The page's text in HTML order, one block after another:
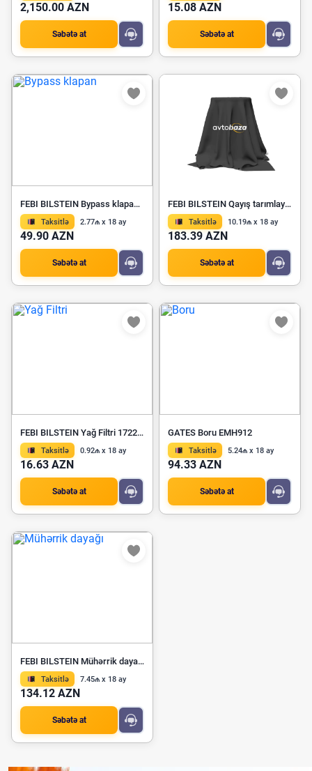
2,150.00 AZN
Səbətə at
15.08 AZN
Səbətə at
FEBI BILSTEIN Bypass klapan 171293
Taksitlə 2.77₼ x 18 ay
49.90 AZN
Səbətə at
FEBI BILSTEIN Qayış tarımlayıcısı 196092
Taksitlə 10.19₼ x 18 ay
183.39 AZN
Səbətə at
FEBI BILSTEIN Yağ Filtri 172261
Taksitlə 0.92₼ x 18 ay
16.63 AZN
Səbətə at
GATES Boru EMH912
Taksitlə 5.24₼ x 18 ay
94.33 AZN
Səbətə at
FEBI BILSTEIN Mühərrik dayağı 43702
Taksitlə 7.45₼ x 18 ay
134.12 AZN
Səbətə at